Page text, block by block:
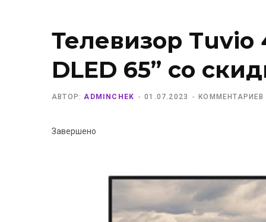
Телевизор Tuvio
DLED 65” со
АВТОР: ADMINCHEK 01.07.2023 КОММЕНТАРИЕВ
Завершено